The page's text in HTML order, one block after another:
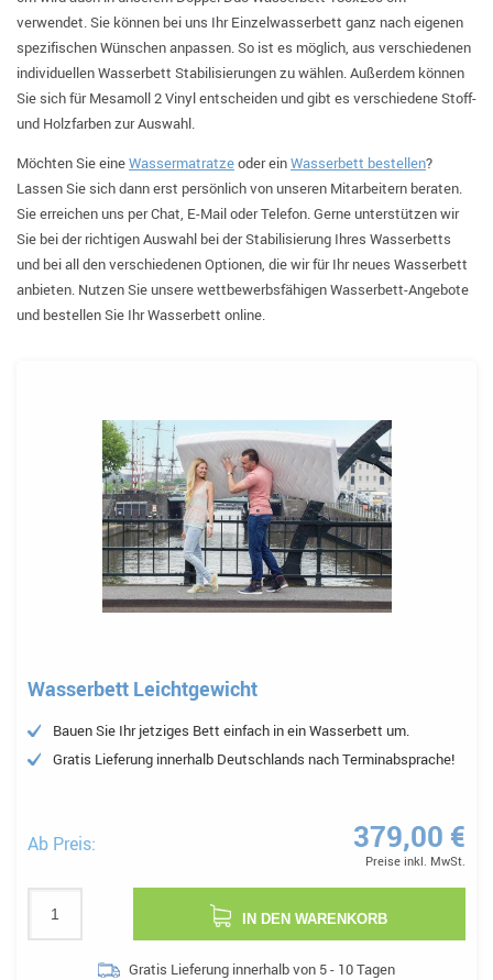
verwendet. Sie können bei uns Ihr Einzelwasserbett ganz nach eigenen
spezifischen Wünschen anpassen. So ist es möglich, aus verschiedenen
individuellen Wasserbett Stabilisierungen zu wählen. Außerdem können
Sie sich für Mesamoll 2 Vinyl entscheiden und gibt es verschiedene Stoff-
und Holzfarben zur Auswahl.
Möchten Sie eineWassermatratzeoder einWasserbett bestellen?
Lassen Sie sich dann erst persönlich von unseren Mitarbeitern beraten.
Sie erreichen uns per Chat, E-Mail oder Telefon. Gerne unterstützen wir
Sie bei der richtigen Auswahl bei der Stabilisierung Ihres Wasserbetts
und bei all den verschiedenen Optionen, die wir für Ihr neues Wasserbett
anbieten. Nutzen Sie unsere wettbewerbsfähigen Wasserbett-Angebote
und bestellen Sie Ihr Wasserbett online.
Wasserbett Leichtgewicht
Bauen Sie Ihr jetziges Bett einfach in ein Wasserbett um.
Gratis Lieferung innerhalb Deutschlands nach Terminabsprache!
Ab Preis: 379,00 €
Preise inkl. MwSt.
IN DEN WARENKORB
Gratis Lieferung innerhalb von 5 - 10 Tagen